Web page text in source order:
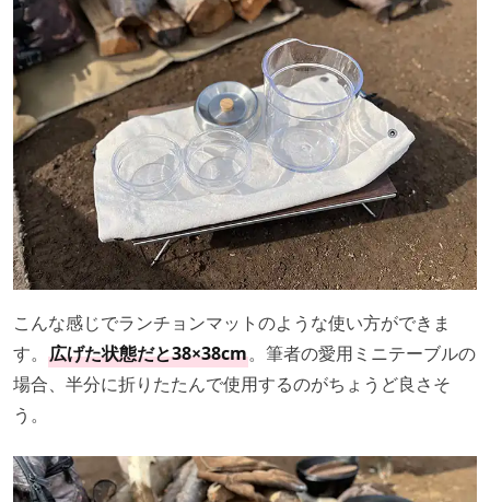
こんな感じでランチョンマットのような使い方ができま
す。 広げた状態だと38×38cm。筆者の愛用ミニテーブルの
場合、半分に折りたたんで使用するのがちょうど良さそ
う。